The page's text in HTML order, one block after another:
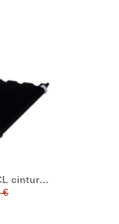
cinturón
de
€